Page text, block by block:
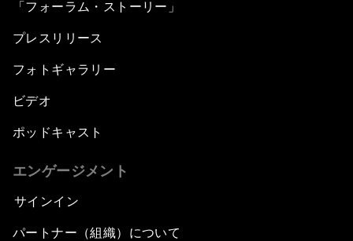
「フォーラム・ストーリー」
プレスリリース
フォトギャラリー
ビデオ
ポッドキャスト
エンゲージメント
サインイン
パートナー（組織）について